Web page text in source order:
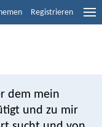
Registrieren
dem mein
und zu mir